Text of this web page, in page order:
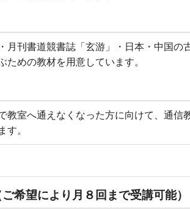
月刊書道競書誌「玄游」・日本・中国の
ための教材を用意しています。
教室へ通えなくなった方に向けて、通
す。
希望により月８回まで受講可能）